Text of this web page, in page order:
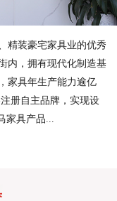
装豪宅家具业的优秀
内，拥有现代化制造基
家具年生产能力逾亿
册自主品牌，实现设
具产品...